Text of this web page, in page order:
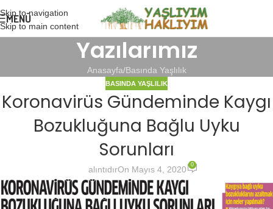
Skip to navigation
Skip to main content
MENÜ
Yazılarımız
Anasayfa Basında Yaşlılık
BASINDA YAŞLILIK
Koronavirüs Gündeminde Kaygı
Bozukluğuna Bağlu Uyku
Sorunları
alıntıdırOn Mayıs 4, 2020 0